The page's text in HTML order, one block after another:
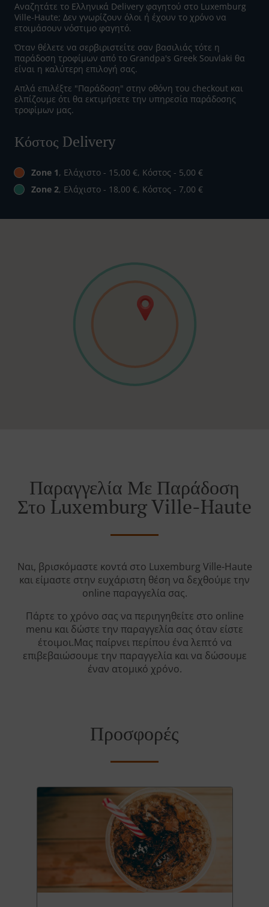
Αναζητάτε το Ελληνικά Delivery φαγητού στο Luxemburg
Ville-Haute; Δεν γνωρίζουν όλοι ή έχουν το χρόνο να
ετοιμάσουν νόστιμο φαγητό.
Όταν θέλετε να σερβιριστείτε σαν βασιλιάς τότε η
παράδοση τροφίμων από το Grandpa's Greek Souvlaki θα
είναι η καλύτερη επιλογή σας.
Απλά επιλέξτε "Παράδοση" στην οθόνη του checkout και
ελπίζουμε ότι θα εκτιμήσετε την υπηρεσία παράδοσης
τροφίμων μας.
Κόστος Delivery
Zone 1, Ελάχιστο - 15,00 €, Κόστος - 5,00 €
Zone 2, Ελάχιστο - 18,00 €, Κόστος - 7,00 €
Παραγγελία Με Παράδοση
Στο Luxemburg Ville-Haute
Ναι, βρισκόμαστε κοντά στο Luxemburg Ville-Haute
και είμαστε στην ευχάριστη θέση να δεχθούμε την
online παραγγελία σας.
Πάρτε το χρόνο σας να περιηγηθείτε στο online
menu και δώστε την παραγγελία σας όταν είστε
έτοιμοι.Μας παίρνει περίπου ένα λεπτό να
επιβεβαιώσουμε την παραγγελία και να δώσουμε
έναν ατομικό χρόνο.
Προσφορές